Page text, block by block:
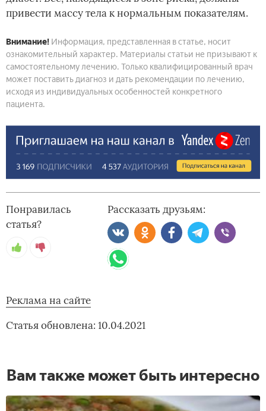
привести массу тела к нормальным показателям.
Внимание! Информация, представленная в статье, носит
ознакомительный характер. Материалы статьи не призывают к
самостоятельному лечению. Только квалифицированный врач
может поставить диагноз и дать рекомендации по лечению,
исходя из индивидуальных особенностей конкретного
пациента.
Понравилась
статья?
Рассказать друзьям:
Реклама на сайте
Статья обновлена: 10.04.2021
Вам также может быть интересно